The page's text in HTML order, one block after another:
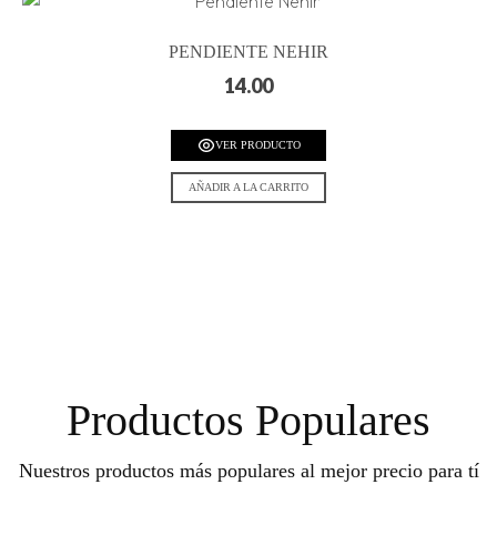
PENDIENTE NEHIR
14.00
VER PRODUCTO
AÑADIR A LA CARRITO
Productos Populares
Nuestros productos más populares al mejor precio para tí